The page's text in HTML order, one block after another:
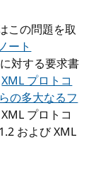
この問題を取
ート
対する要求書
XML プロトコ
の多大なるフ
プロトコ
および XML